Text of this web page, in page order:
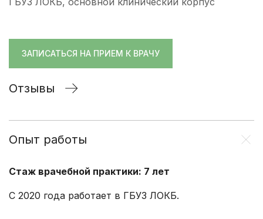
ЗАПИСАТЬСЯ НА ПРИЕМ К ВРАЧУ
Отзывы
Опыт работы
Стаж врачебной практики: 7 лет
С 2020 года работает в ГБУЗ ЛОКБ.